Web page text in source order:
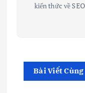
kiến thức về
Bài Viết